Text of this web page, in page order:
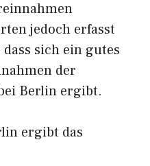
jedoch erfasst
sich ein gutes
der
Berlin ergibt.
ergibt das